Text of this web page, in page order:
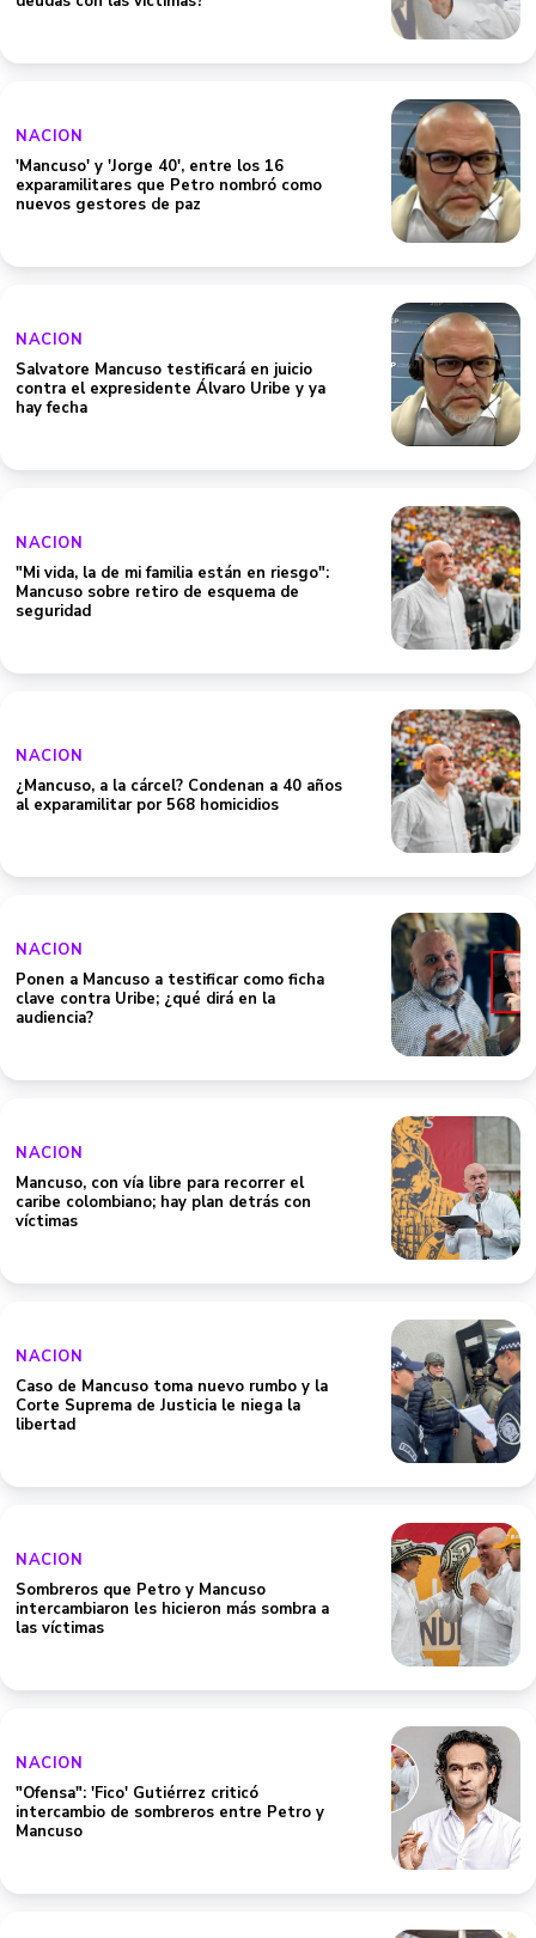
NACION
'Mancuso' y 'Jorge 40', entre los 16
exparamilitares que Petro nombró como
nuevos gestores de paz
NACION
Salvatore Mancuso testificará en juicio
contra el expresidente Álvaro Uribe y ya
hay fecha
NACION
"Mi vida, la de mi familia están en riesgo":
Mancuso sobre retiro de esquema de
seguridad
NACION
¿Mancuso, a la cárcel? Condenan a 40 años
al exparamilitar por 568 homicidios
NACION
Ponen a Mancuso a testificar como ficha
clave contra Uribe; ¿qué dirá en la
audiencia?
NACION
Mancuso, con vía libre para recorrer el
caribe colombiano; hay plan detrás con
víctimas
NACION
Caso de Mancuso toma nuevo rumbo y la
Corte Suprema de Justicia le niega la
libertad
NACION
Sombreros que Petro y Mancuso
intercambiaron les hicieron más sombra a
las víctimas
NACION
"Ofensa": 'Fico' Gutiérrez criticó
intercambio de sombreros entre Petro y
Mancuso